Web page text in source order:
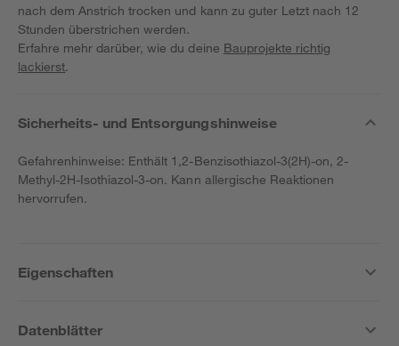
nach dem Anstrich trocken und kann zu guter Letzt nach 12
Stunden überstrichen werden.
Erfahre mehr darüber, wie du deine Bauprojekte richtig
lackierst.
Sicherheits- und Entsorgungshinweise
Gefahrenhinweise: Enthält 1,2-Benzisothiazol-3(2H)-on, 2-
Methyl-2H-Isothiazol-3-on. Kann allergische Reaktionen
hervorrufen.
Eigenschaften
Datenblätter